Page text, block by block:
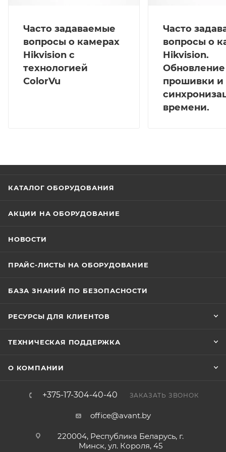
Часто задаваемые
вопросы о камерах
Hikvision с
технологией
ColorVu
Часто
вопросы о
Hikvision.
Обновление
прошивки и
времени.
КАТАЛОГ ОБОРУДОВАНИЯ
АКЦИИ НА ОБОРУДОВАНИЕ
НОВОСТИ
ПРАЙС-ЛИСТЫ НА ОБОРУДОВАНИЕ
БАЗА ЗНАНИЙ ПО БЕЗОПАСНОСТИ
РЕСУРСЫ ДЛЯ КЛИЕНТОВ
ТЕХНИЧЕСКАЯ ПОДДЕРЖКА
О КОМПАНИИ
+375-17-304-40-40 ЗАКАЗАТЬ ЗВОНОК
office@avant.by
220004, Республика Беларусь, г.
Минск, ул. Короля, 45